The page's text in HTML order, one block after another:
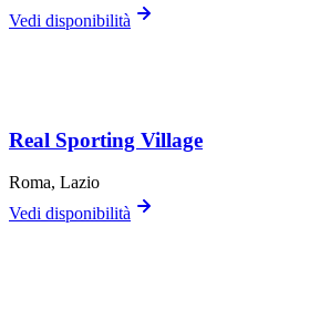
Vedi disponibilità
Real Sporting Village
Roma, Lazio
Vedi disponibilità